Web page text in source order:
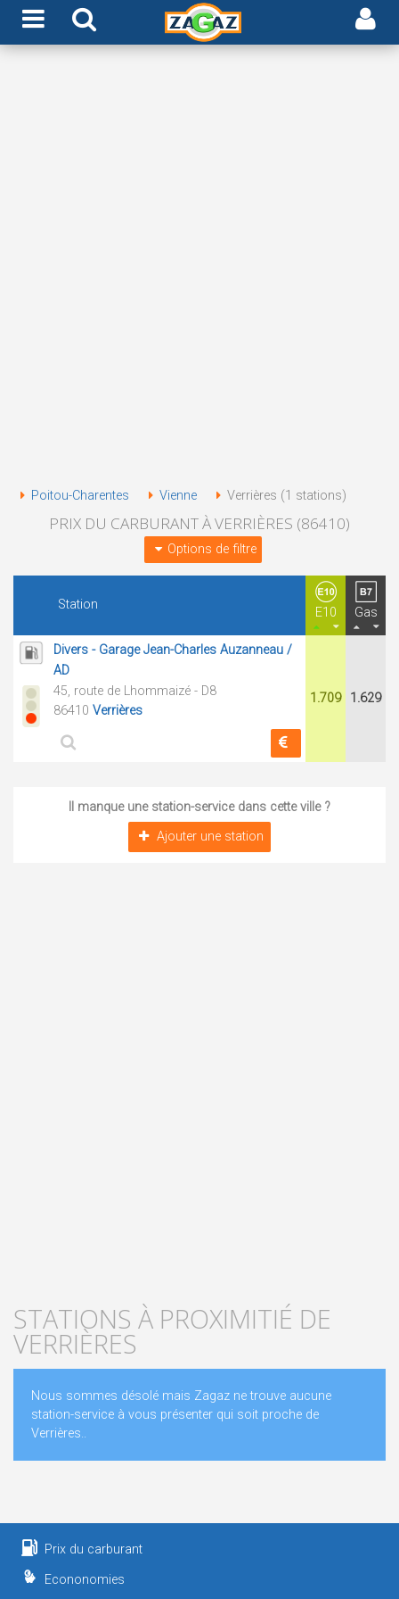
Poitou-Charentes Vienne Verrières (1 stations)
PRIX DU CARBURANT À VERRIÈRES (86410)
Options de filtre
Station
E10 Gas
Divers - Garage Jean-Charles Auzanneau /
AD
45, route de Lhommaizé - D8
86410 Verrières
1.709 1.629
Il manque une station-service dans cette ville ?
Ajouter une station
STATIONS À PROXIMITIÉ DE
VERRIÈRES
Nous sommes désolé mais Zagaz ne trouve aucune
station-service à vous présenter qui soit proche de
Verrières..
Prix du carburant
Econonomies